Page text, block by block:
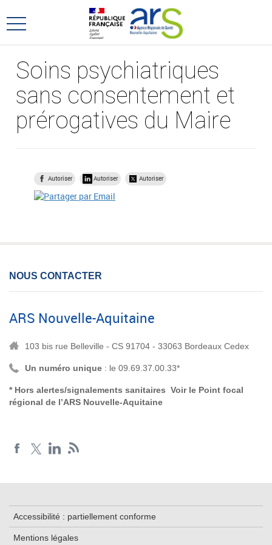
au
menu
au
contenu
Ouvrir
principal
Soins psychiatriques
sans consentement et
prérogatives du Maire
Autoriser Autoriser Autoriser
NOUS CONTACTER
ARS Nouvelle-Aquitaine
103 bis rue Belleville - CS 91704 - 33063 Bordeaux Cedex
Un numéro unique : le 09.69.37.00.33*
* Hors alertes/signalements sanitaires Voir le Point focal
régional de l’ARS Nouvelle-Aquitaine
Accessibilité : partiellement conforme
Mentions légales